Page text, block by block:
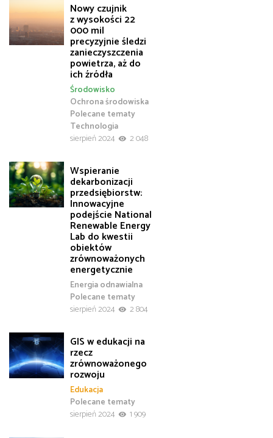
Nowy czujnik
z wysokości 22
000 mil
precyzyjnie śledzi
zanieczyszczenia
powietrza, aż do
ich źródła
Ochrona środowiska
Polecane tematy
Środowisko
Technologia
sierpień 2024
2 048
Wspieranie
dekarbonizacji
przedsiębiorstw:
Innowacyjne
podejście National
Renewable Energy
Lab do kwestii
obiektów
zrównoważonych
energetycznie
Energia odnawialna
Polecane tematy
sierpień 2024
2 804
GIS w edukacji na
rzecz
zrównoważonego
rozwoju
Edukacja
Polecane tematy
sierpień 2024
1 909